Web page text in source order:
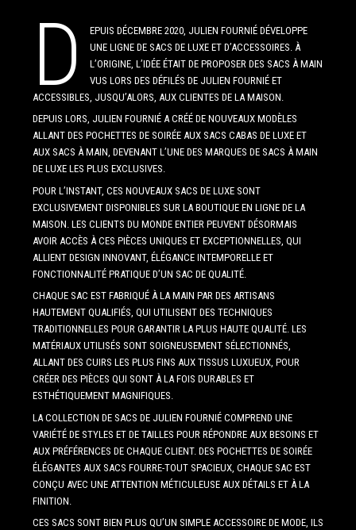
D
EPUIS DÉCEMBRE 2020, JULIEN FOURNIÉ DÉVELOPPE
UNE LIGNE DE SACS DE LUXE ET D’ACCESSOIRES. À
L’ORIGINE, L’IDÉE ÉTAIT DE PROPOSER DES SACS À MAIN
VUS LORS DES DÉFILÉS DE JULIEN FOURNIÉ ET
ACCESSIBLES, JUSQU’ALORS, AUX CLIENTES DE LA MAISON.
DEPUIS LORS, JULIEN FOURNIÉ A CRÉÉ DE NOUVEAUX MODÈLES
ALLANT DES POCHETTES DE SOIRÉE AUX SACS CABAS DE LUXE ET
AUX SACS À MAIN, DEVENANT L’UNE DES MARQUES DE SACS À MAIN
DE LUXE LES PLUS EXCLUSIVES.
POUR L’INSTANT, CES NOUVEAUX SACS DE LUXE SONT
EXCLUSIVEMENT DISPONIBLES SUR LA BOUTIQUE EN LIGNE DE LA
MAISON. LES CLIENTS DU MONDE ENTIER PEUVENT DÉSORMAIS
AVOIR ACCÈS À CES PIÈCES UNIQUES ET EXCEPTIONNELLES, QUI
ALLIENT DESIGN INNOVANT, ÉLÉGANCE INTEMPORELLE ET
FONCTIONNALITÉ PRATIQUE D’UN SAC DE QUALITÉ.
CHAQUE SAC EST FABRIQUÉ À LA MAIN PAR DES ARTISANS
HAUTEMENT QUALIFIÉS, QUI UTILISENT DES TECHNIQUES
TRADITIONNELLES POUR GARANTIR LA PLUS HAUTE QUALITÉ. LES
MATÉRIAUX UTILISÉS SONT SOIGNEUSEMENT SÉLECTIONNÉS,
ALLANT DES CUIRS LES PLUS FINS AUX TISSUS LUXUEUX, POUR
CRÉER DES PIÈCES QUI SONT À LA FOIS DURABLES ET
ESTHÉTIQUEMENT MAGNIFIQUES.
LA COLLECTION DE SACS DE JULIEN FOURNIÉ COMPREND UNE
VARIÉTÉ DE STYLES ET DE TAILLES POUR RÉPONDRE AUX BESOINS ET
AUX PRÉFÉRENCES DE CHAQUE CLIENT. DES POCHETTES DE SOIRÉE
ÉLÉGANTES AUX SACS FOURRE-TOUT SPACIEUX, CHAQUE SAC EST
CONÇU AVEC UNE ATTENTION MÉTICULEUSE AUX DÉTAILS ET À LA
FINITION.
CES SACS SONT BIEN PLUS QU’UN SIMPLE ACCESSOIRE DE MODE, ILS